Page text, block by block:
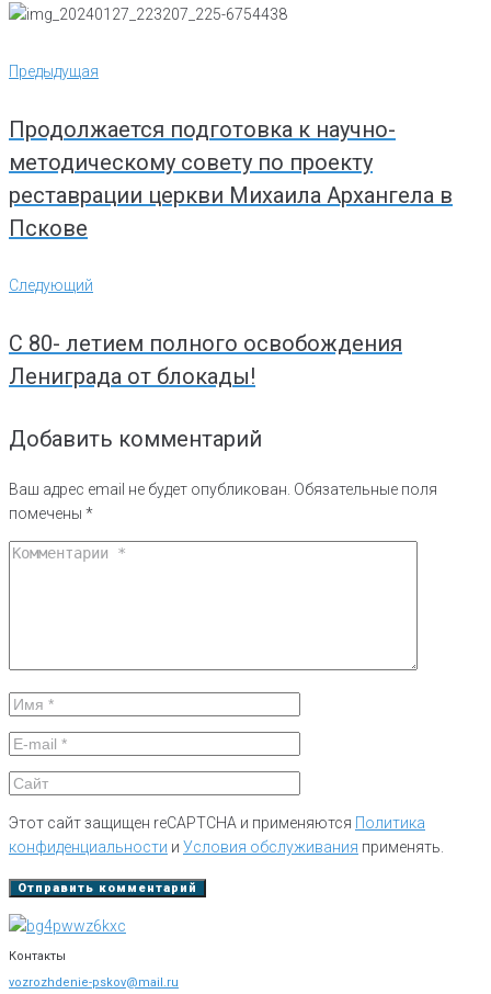
Навигация
по
Предыдущая
Предыдущая
Продолжается подготовка к научно-
методическому совету по проекту
реставрации церкви Михаила Архангела в
Пскове
Следующий
Следующий
С 80- летием полного освобождения
Лениграда от блокады!
Добавить комментарий
Ваш адрес email не будет опубликован. Обязательные поля
помечены *
Этот сайт защищен reCAPTCHA и применяются Политика
конфиденциальности и Условия обслуживания применять.
Контакты
vozrozhdenie-pskov@mail.ru